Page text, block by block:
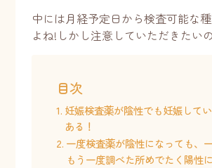
中には月経予定日から検査可能な
よね!しかし注意していただきたい
目次
妊娠検査薬が陰性でも妊娠して
ある！
一度検査薬が陰性になっても、
もう一度調べた所めでたく陽性